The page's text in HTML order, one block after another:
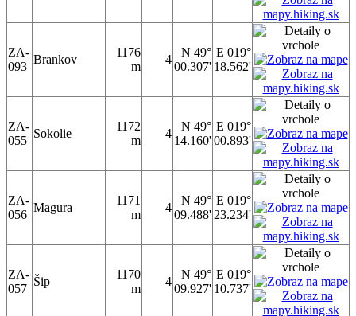
ZA-
093
Brankov
1176
m
4
N 49°
00.307'
E 019°
18.562'
ZA-
055
Sokolie
1172
m
4
N 49°
14.160'
E 019°
00.893'
ZA-
056
Magura
1171
m
4
N 49°
09.488'
E 019°
23.234'
ZA-
057
Šip
1170
m
4
N 49°
09.927'
E 019°
10.737'